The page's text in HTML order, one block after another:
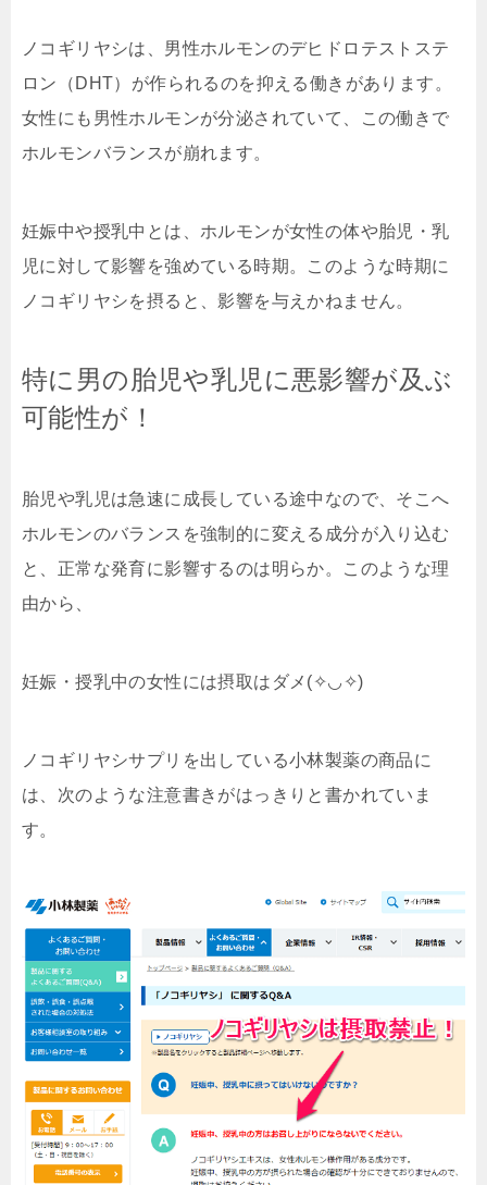
ノコギリヤシは、男性ホルモンのデヒドロテストステ
ロン（DHT）が作られるのを抑える働きがあります。
女性にも男性ホルモンが分泌されていて、この働きで
ホルモンバランスが崩れます。
妊娠中や授乳中とは、ホルモンが女性の体や胎児・乳
児に対して影響を強めている時期。このような時期に
ノコギリヤシを摂ると、影響を与えかねません。
特に男の胎児や乳児に悪影響が及ぶ
可能性が！
胎児や乳児は急速に成長している途中なので、そこへ
ホルモンのバランスを強制的に変える成分が入り込む
と、正常な発育に影響するのは明らか。このような理
由から、
妊娠・授乳中の女性には摂取はダメ(✧◡✧)
ノコギリヤシサプリを出している小林製薬の商品に
は、次のような注意書きがはっきりと書かれていま
す。